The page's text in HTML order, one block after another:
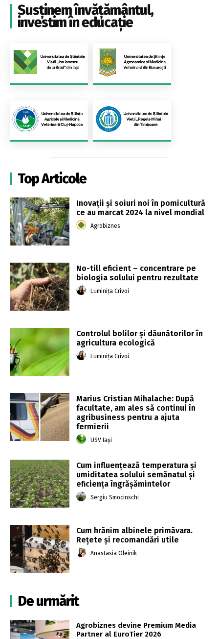
Susținem învățământul,
investim în educație
Top Articole
Inovații și soiuri noi în pomicultură
ce au marcat 2024 la nivel mondial
Agrobiznes
No-till eficient – concentrare pe
biologia solului pentru rezultate
Luminița Crivoi
Controlul bolilor și dăunătorilor în
agricultura ecologică
Luminița Crivoi
Marius Cristian Mihalache: După
facultate, am ales să continui în
agribusiness pentru a ajuta
fermierii
USV Iași
Cum influențează temperatura și
umiditatea solului semănatul și
eficiența îngrășămintelor
Sergiu Smocinschi
Cum hrănim albinele primăvara.
Rețete și recomandări utile
Anastasia Oleinik
De urmărit
Agrobiznes devine Premium Media
Partner al EuroTier 2026